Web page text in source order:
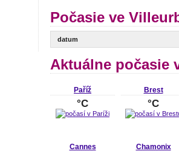
Počasie ve
datum
Aktuálne počasie
Paříž
°C
Brest
°C
Cannes Chamonix